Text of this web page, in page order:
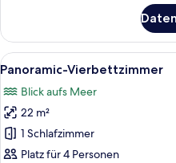
Doppelzimmer
Alle
Fotos
für
Panoramic-
Vierbettzimmer
anzeigen
9
Panoramic-Vierbettzimmer
Blick aufs Meer
22 m²
1 Schlafzimmer
Platz für 4 Personen